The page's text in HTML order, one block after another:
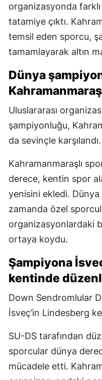
organizasyonda
tatamiye çıktı.
temsil eden sporcu,
tamamlayarak altın
Dünya
Uluslararası
şampiyonluğu,
da sevinçle karşılandı.
Kahramanmaraşlı
derece, kentin spor
yenisini ekledi. Dünya
zamanda özel
organizasyonlardaki
ortaya koydu.
Şampiyona
kentinde
Down Sendromlular
İsveç’in Lindesberg
SU-DS tarafından
sporcular dünya
mücadele etti.